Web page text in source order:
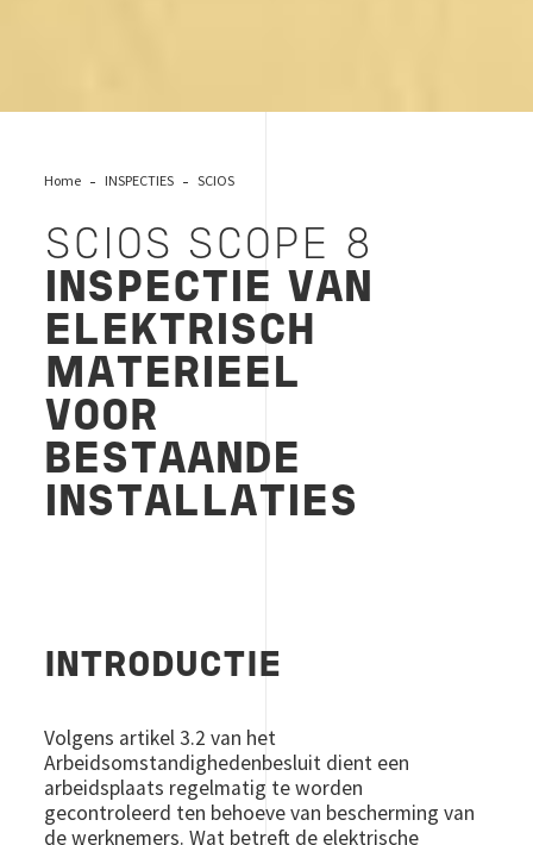
Home INSPECTIES SCIOS
SCIOS SCOPE 8
INSPECTIE VAN
ELEKTRISCH
MATERIEEL
VOOR
BESTAANDE
INSTALLATIES
INTRODUCTIE
Volgens artikel 3.2 van het
Arbeidsomstandighedenbesluit dient een
arbeidsplaats regelmatig te worden
gecontroleerd ten behoeve van bescherming van
de werknemers. Wat betreft de elektrische